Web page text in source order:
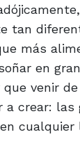
tan
más
en
venir
a crear: las
cualquier